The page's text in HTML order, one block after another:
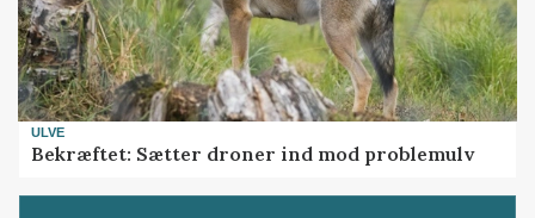
ULVE
Bekræftet: Sætter droner ind mod problemulv